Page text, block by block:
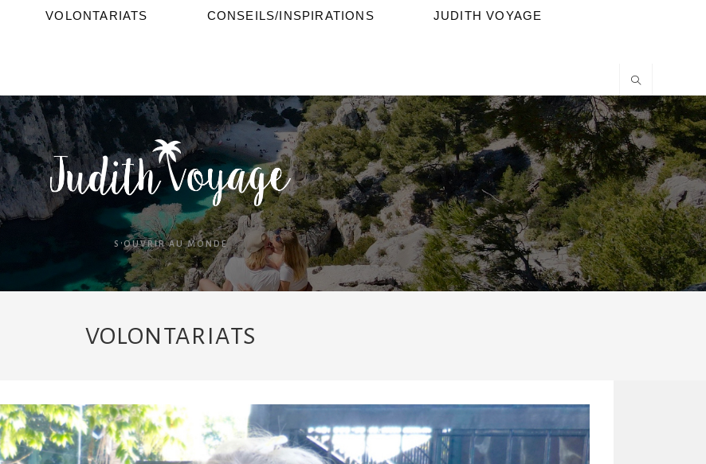
VOLONTARIATS CONSEILS/INSPIRATIONS JUDITH VOYAGE
S'OUVRIR AU MONDE
VOLONTARIATS